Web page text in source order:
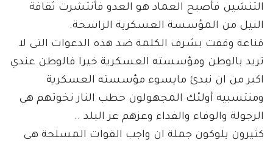
التنشين فأصبح العماد هو العدو فأنتشرت ثقافة
النيل من المؤسسة العسكرية الراسخة.
قناعة وقفت بشرف الكلمة ضد هذه الدعوات التى لا
تريد بالوطن ومؤسسته العسكرية خيرا فالوطن عندي
اكبر من ان نبدئ مايسوء مؤسسته العسكرية
ومنتسبيه أولئك المجهولون حطب النار نخوتهم هي
الرجولة والوفاء والفداء وعزهم عز البلد ..
كثيرون يلوكون جملة ان واجب القوات المسلحة هى